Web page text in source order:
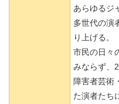
あらゆるジ
多世代の演
り上げる。
市民の日々
みならず、
障害者芸術
た演者たち